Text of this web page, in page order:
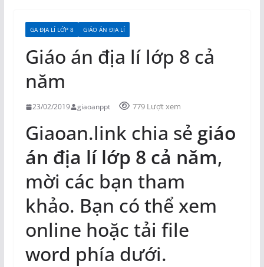
GA ĐỊA LÍ LỚP 8 GIÁO ÁN ĐỊA LÍ
Giáo án địa lí lớp 8 cả
năm
23/02/2019 giaoanppt 779 Lượt xem
Giaoan.link chia sẻ giáo
án địa lí lớp 8 cả năm,
mời các bạn tham
khảo. Bạn có thể xem
online hoặc tải file
word phía dưới.